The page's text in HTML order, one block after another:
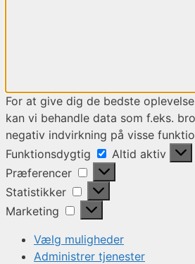
For at give dig de bedste
kan vi behandle data som f.eks.
negativ indvirkning på visse
Funktionsdygtig
Funktionsdygtig
Altid aktiv
Præferencer
Præferencer
Statistikker
Statistikker
Marketing
Marketing
Vælg muligheder
Administrer tjenester